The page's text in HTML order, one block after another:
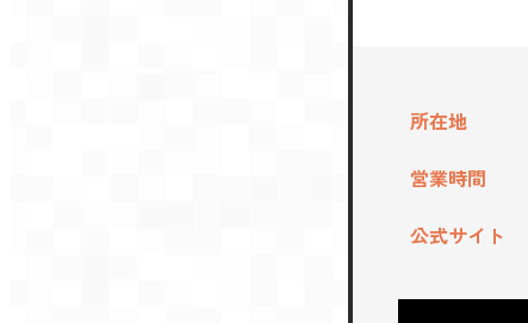
所在地
営業時間
公式サイト